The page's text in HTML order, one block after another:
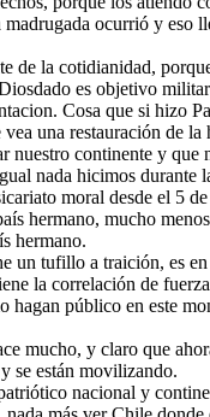
ocurrió y eso
de la cotidianidad,
es objetivo
Cosa que si
una restauración de
continente y
nada hicimos
moral desde el 5
hermano, mucho
hermano.
tufillo a traición, es
la correlación de
público en este
mucho, y claro que
se están movilizando.
nacional y